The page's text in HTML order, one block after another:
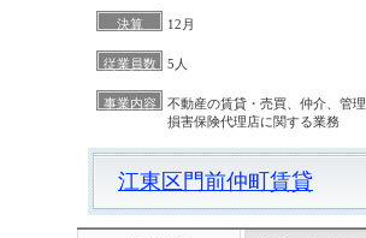
決算 12月
従業員数 5人
事業内容
不動産の賃貸・売買、仲介、管理
損害保険代理店に関する業務
江東区門前仲町賃貸